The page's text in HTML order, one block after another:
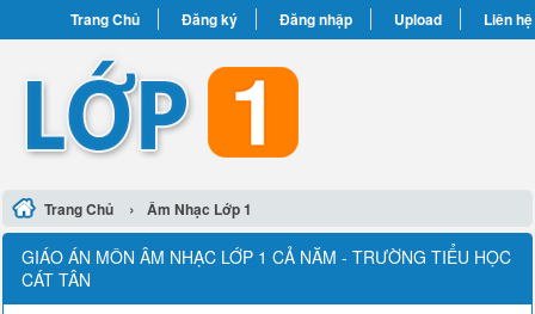
Trang Chủ Đăng ký Đăng nhập Upload Liên hệ
Trang Chủ › Âm Nhạc Lớp 1
GIÁO ÁN MÔN ÂM NHẠC LỚP 1 CẢ NĂM - TRƯỜNG TIỂU HỌC
CÁT TÂN